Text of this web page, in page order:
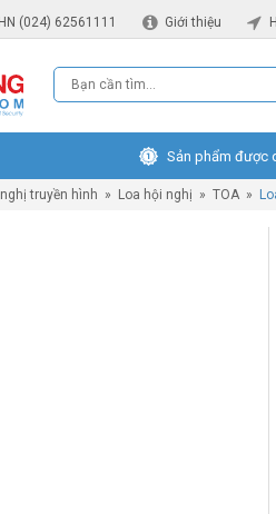
(024) 62561111 Giới thiệu
Sản phẩm được
truyền hình » Loa hội nghị » TOA »